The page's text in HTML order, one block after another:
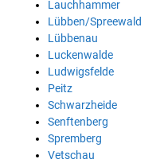
Lauchhammer
Lübben/Spreewald
Lübbenau
Luckenwalde
Ludwigsfelde
Peitz
Schwarzheide
Senftenberg
Spremberg
Vetschau